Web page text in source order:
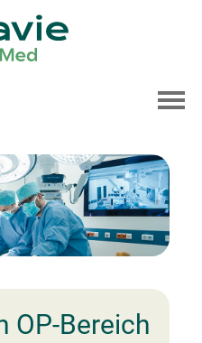
OP-Bereich